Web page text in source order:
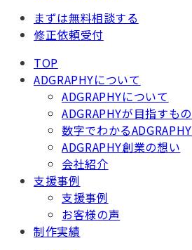
まずは無料相談する
修正依頼受付
TOP
ADGRAPHYについて
ADGRAPHYについて
ADGRAPHYが目指すもの
数字でわかるADGRAPHY
ADGRAPHY創業の想い
会社紹介
支援事例
支援事例
お客様の声
制作実績